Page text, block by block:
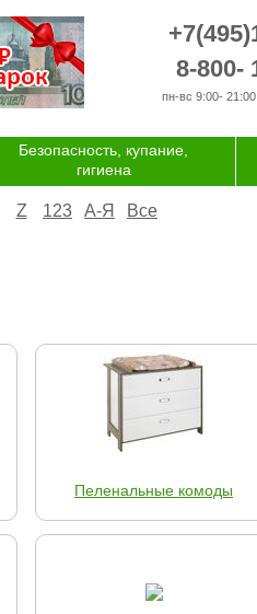
8-800-
пн-вс 9:00- 21:00
Безопасность, купание,
гигиена
Z 123 А-Я Все
Пеленальные комоды